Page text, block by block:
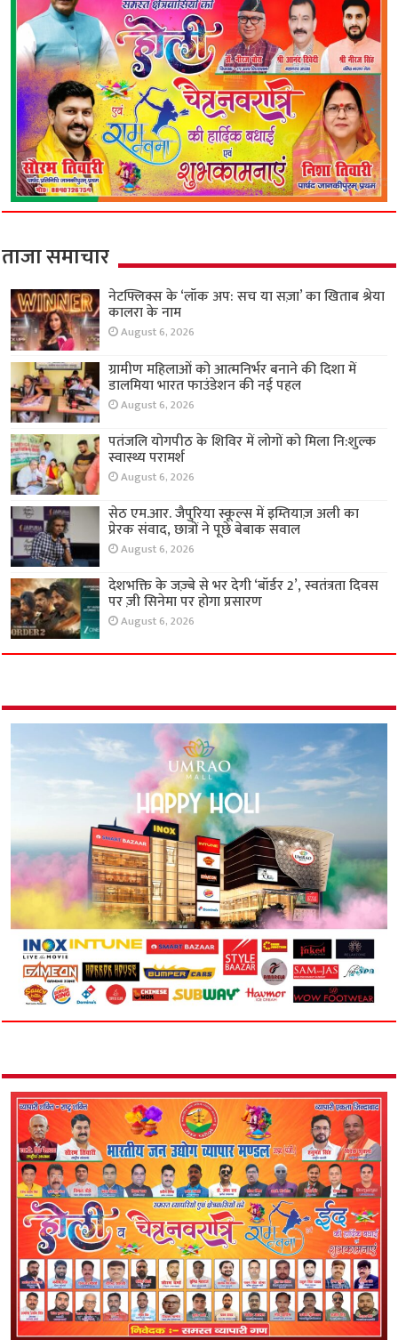
ताजा समाचार
नेटफ्लिक्स के ‘लॉक अप: सच या सज़ा’ का खिताब श्रेया
कालरा के नाम
August 6, 2026
ग्रामीण महिलाओं को आत्मनिर्भर बनाने की दिशा में
डालमिया भारत फाउंडेशन की नई पहल
August 6, 2026
पतंजलि योगपीठ के शिविर में लोगों को मिला नि:शुल्क
स्वास्थ्य परामर्श
August 6, 2026
सेठ एम.आर. जैपुरिया स्कूल्स में इम्तियाज़ अली का
प्रेरक संवाद, छात्रों ने पूछे बेबाक सवाल
August 6, 2026
देशभक्ति के जज़्बे से भर देगी ‘बॉर्डर 2’, स्वतंत्रता दिवस
पर ज़ी सिनेमा पर होगा प्रसारण
August 6, 2026